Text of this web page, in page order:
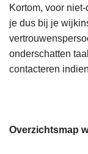
Kortom, voor
je dus bij je
onderschatten
contacteren
Overzichtsmap